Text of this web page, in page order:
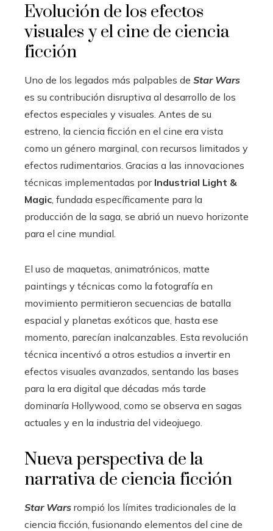
Evolución de los efectos
visuales y el cine de ciencia
ficción
Uno de los legados más palpables de Star Wars
es su contribución disruptiva al desarrollo de los
efectos especiales y visuales. Antes de su
estreno, la ciencia ficción en el cine era vista
como un género marginal, con recursos limitados y
efectos rudimentarios. Gracias a las innovaciones
técnicas implementadas por Industrial Light &
Magic , fundada específicamente para la
producción de la saga, se abrió un nuevo horizonte
para el cine mundial.
El uso de maquetas, animatrónicos, matte
paintings y técnicas como la fotografía en
movimiento permitieron secuencias de batalla
espacial y planetas exóticos que, hasta ese
momento, parecían inalcanzables. Esta revolución
técnica incentivó a otros estudios a invertir en
efectos visuales avanzados, sentando las bases
para la era digital que décadas más tarde
dominaría Hollywood, como se observa en sagas
actuales y en la industria del videojuego.
Nueva perspectiva de la
narrativa de ciencia ficción
Star Wars rompió los límites tradicionales de la
ciencia ficción, fusionando elementos del cine de